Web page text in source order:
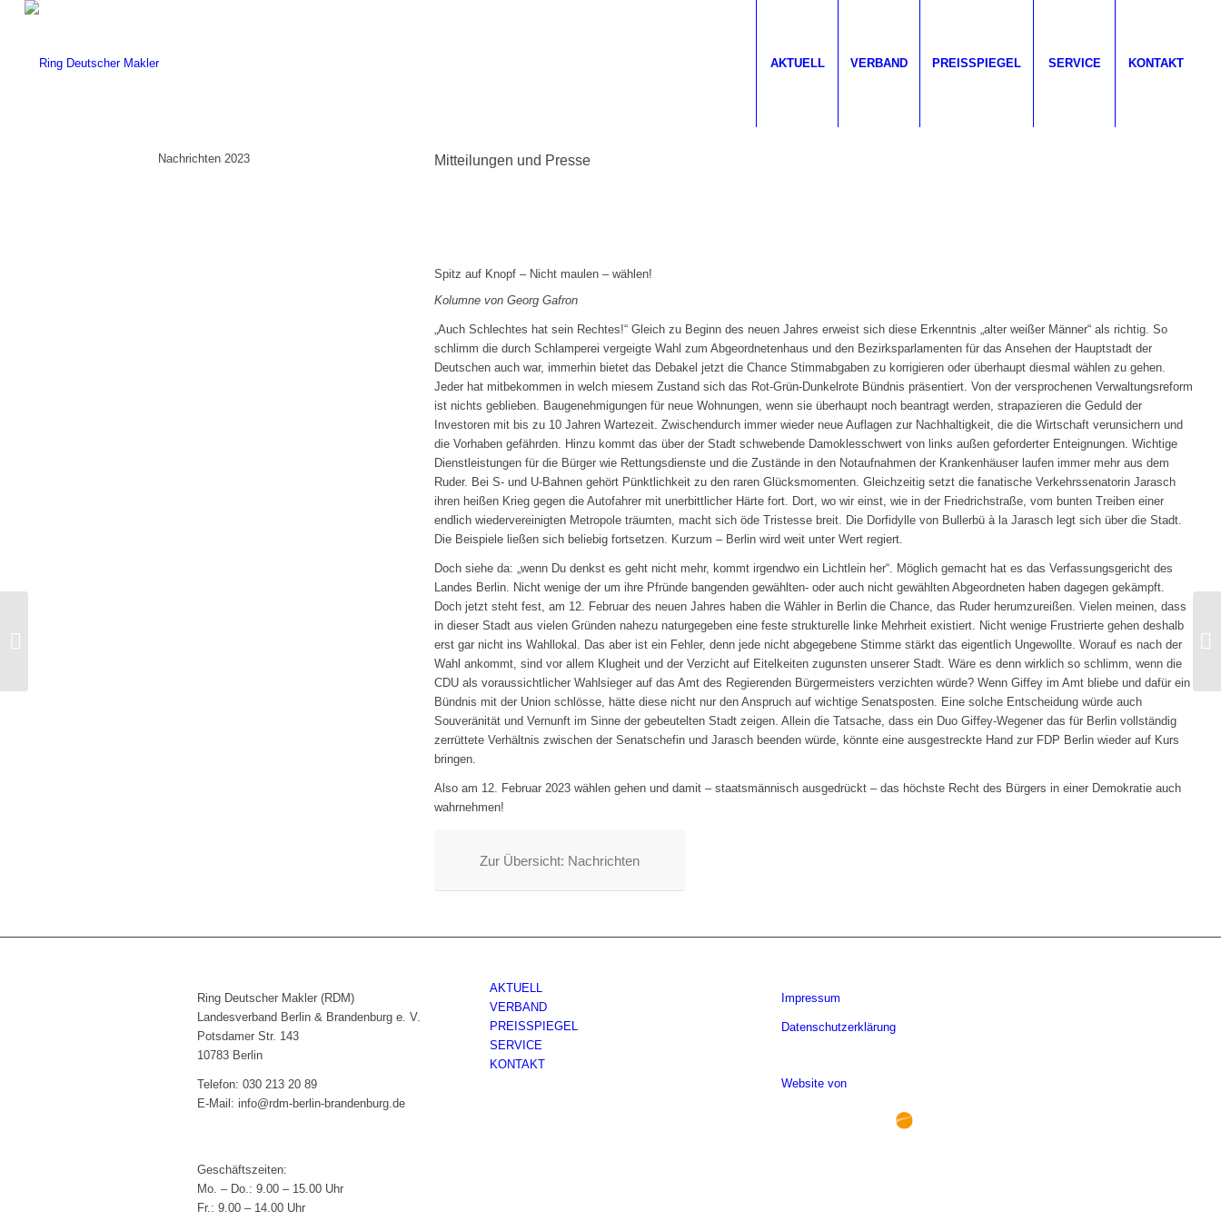
AKTUELL VERBAND PREISSPIEGEL SERVICE KONTAKT
Nachrichten 2023 Mitteilungen und Presse
Spitz auf Knopf – Nicht maulen – wählen!
Kolumne von Georg Gafron
„Auch Schlechtes hat sein Rechtes!“ Gleich zu Beginn des neuen Jahres erweist sich diese Erkenntnis „alter weißer Männer“ als richtig. So
schlimm die durch Schlamperei vergeigte Wahl zum Abgeordnetenhaus und den Bezirksparlamenten für das Ansehen der Hauptstadt der
Deutschen auch war, immerhin bietet das Debakel jetzt die Chance Stimmabgaben zu korrigieren oder überhaupt diesmal wählen zu gehen.
Jeder hat mitbekommen in welch miesem Zustand sich das Rot-Grün-Dunkelrote Bündnis präsentiert. Von der versprochenen Verwaltungsreform
ist nichts geblieben. Baugenehmigungen für neue Wohnungen, wenn sie überhaupt noch beantragt werden, strapazieren die Geduld der
Investoren mit bis zu 10 Jahren Wartezeit. Zwischendurch immer wieder neue Auflagen zur Nachhaltigkeit, die die Wirtschaft verunsichern und
die Vorhaben gefährden. Hinzu kommt das über der Stadt schwebende Damoklesschwert von links außen geforderter Enteignungen. Wichtige
Dienstleistungen für die Bürger wie Rettungsdienste und die Zustände in den Notaufnahmen der Krankenhäuser laufen immer mehr aus dem
Ruder. Bei S- und U-Bahnen gehört Pünktlichkeit zu den raren Glücksmomenten. Gleichzeitig setzt die fanatische Verkehrssenatorin Jarasch
ihren heißen Krieg gegen die Autofahrer mit unerbittlicher Härte fort. Dort, wo wir einst, wie in der Friedrichstraße, vom bunten Treiben einer
endlich wiedervereinigten Metropole träumten, macht sich öde Tristesse breit. Die Dorfidylle von Bullerbü à la Jarasch legt sich über die Stadt.
Die Beispiele ließen sich beliebig fortsetzen. Kurzum – Berlin wird weit unter Wert regiert.
Doch siehe da: „wenn Du denkst es geht nicht mehr, kommt irgendwo ein Lichtlein her“. Möglich gemacht hat es das Verfassungsgericht des
Landes Berlin. Nicht wenige der um ihre Pfründe bangenden gewählten- oder auch nicht gewählten Abgeordneten haben dagegen gekämpft.
Doch jetzt steht fest, am 12. Februar des neuen Jahres haben die Wähler in Berlin die Chance, das Ruder herumzureißen. Vielen meinen, dass
in dieser Stadt aus vielen Gründen nahezu naturgegeben eine feste strukturelle linke Mehrheit existiert. Nicht wenige Frustrierte gehen deshalb
erst gar nicht ins Wahllokal. Das aber ist ein Fehler, denn jede nicht abgegebene Stimme stärkt das eigentlich Ungewollte. Worauf es nach der
Wahl ankommt, sind vor allem Klugheit und der Verzicht auf Eitelkeiten zugunsten unserer Stadt. Wäre es denn wirklich so schlimm, wenn die
CDU als voraussichtlicher Wahlsieger auf das Amt des Regierenden Bürgermeisters verzichten würde? Wenn Giffey im Amt bliebe und dafür ein
Bündnis mit der Union schlösse, hätte diese nicht nur den Anspruch auf wichtige Senatsposten. Eine solche Entscheidung würde auch
Souveränität und Vernunft im Sinne der gebeutelten Stadt zeigen. Allein die Tatsache, dass ein Duo Giffey-Wegener das für Berlin vollständig
zerrüttete Verhältnis zwischen der Senatschefin und Jarasch beenden würde, könnte eine ausgestreckte Hand zur FDP Berlin wieder auf Kurs
bringen.
Also am 12. Februar 2023 wählen gehen und damit – staatsmännisch ausgedrückt – das höchste Recht des Bürgers in einer Demokratie auch
wahrnehmen!
Zur Übersicht: Nachrichten
Ring Deutscher Makler (RDM)
Landesverband Berlin & Brandenburg e. V.
Potsdamer Str. 143
10783 Berlin
Telefon: 030 213 20 89
E-Mail: info@rdm-berlin-brandenburg.de
Geschäftszeiten:
Mo. – Do.: 9.00 – 15.00 Uhr
Fr.: 9.00 – 14.00 Uhr
AKTUELL
VERBAND
PREISSPIEGEL
SERVICE
KONTAKT
Impressum
Datenschutzerklärung
Website von